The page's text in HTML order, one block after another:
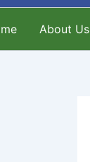
About Us